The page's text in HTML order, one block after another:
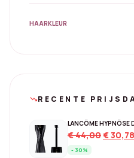
HAARKLEUR
trending_downRECENTE
€44,00Original
€30,78
- 30%